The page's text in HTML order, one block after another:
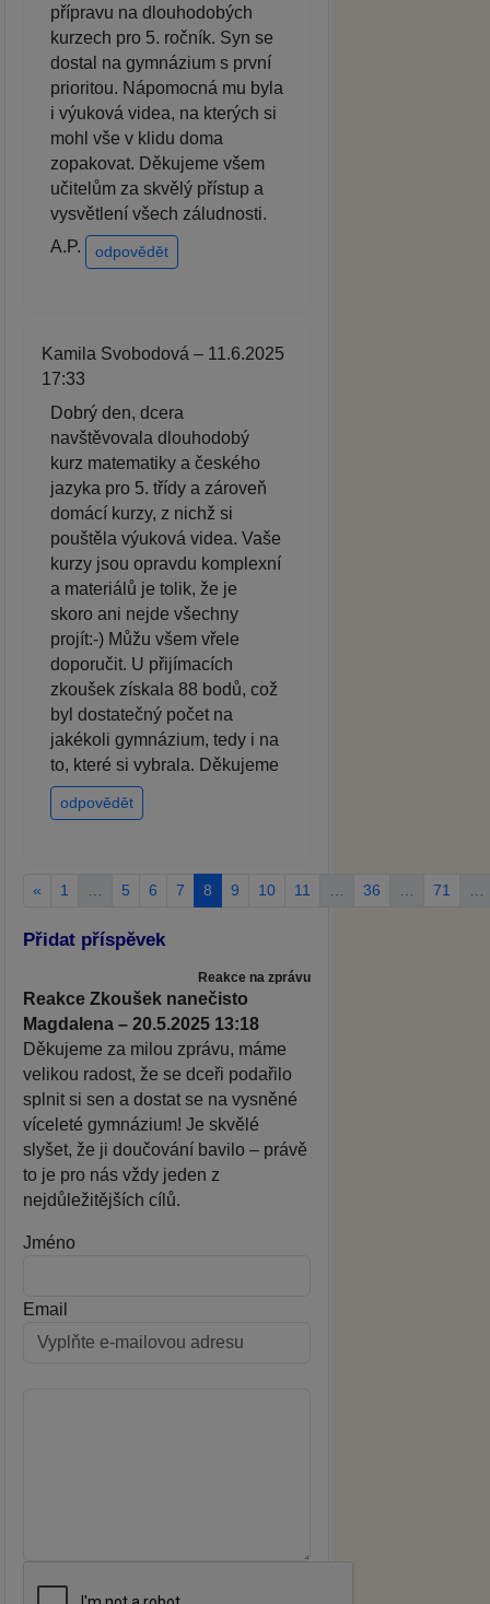
přípravu na dlouhodobých
kurzech pro 5. ročník. Syn se
dostal na gymnázium s první
prioritou. Nápomocná mu byla
i výuková videa, na kterých si
mohl vše v klidu doma
zopakovat. Děkujeme všem
učitelům za skvělý přístup a
vysvětlení všech záludnosti.
A.P.
odpovědět
Kamila Svobodová – 11.6.2025
17:33
Dobrý den, dcera
navštěvovala dlouhodobý
kurz matematiky a českého
jazyka pro 5. třídy a zároveň
domácí kurzy, z nichž si
pouštěla výuková videa. Vaše
kurzy jsou opravdu komplexní
a materiálů je tolik, že je
skoro ani nejde všechny
projít:-) Můžu všem vřele
doporučit. U přijímacích
zkoušek získala 88 bodů, což
byl dostatečný počet na
jakékoli gymnázium, tedy i na
to, které si vybrala. Děkujeme
odpovědět
« 1 … 5 6 7 8 9 10 11 … 36 … 71 …
Přidat příspěvek
Reakce na zprávu
Reakce Zkoušek nanečisto
Magdalena – 20.5.2025 13:18
Děkujeme za milou zprávu, máme
velikou radost, že se dceři podařilo
splnit si sen a dostat se na vysněné
víceleté gymnázium! Je skvělé
slyšet, že ji doučování bavilo – právě
to je pro nás vždy jeden z
nejdůležitějších cílů.
Jméno
Email